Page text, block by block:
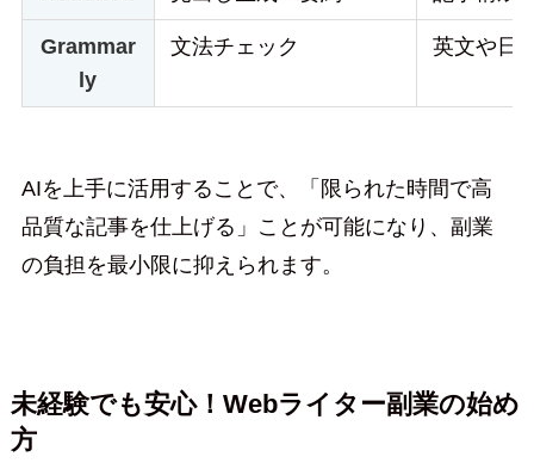
Grammar
ly
文法チェック 英文や日
AIを上手に活用することで、「限られた時間で高
品質な記事を仕上げる」ことが可能になり、副業
の負担を最小限に抑えられます。
未経験でも安心！Webライター副業の始め
方